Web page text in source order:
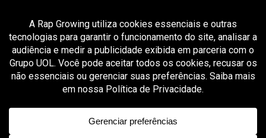
All posts tagged "Simpsons"
ENTRETENIMENTO 10 meses ago
Sequência de “Os Simpsons: O Filme” ganha
data e chega aos cinemas em 2027